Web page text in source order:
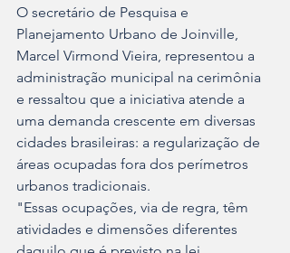
O secretário de Pesquisa e
Planejamento Urbano de Joinville,
Marcel Virmond Vieira, representou a
administração municipal na cerimônia
e ressaltou que a iniciativa atende a
uma demanda crescente em diversas
cidades brasileiras: a regularização de
áreas ocupadas fora dos perímetros
urbanos tradicionais.
"Essas ocupações, via de regra, têm
atividades e dimensões diferentes